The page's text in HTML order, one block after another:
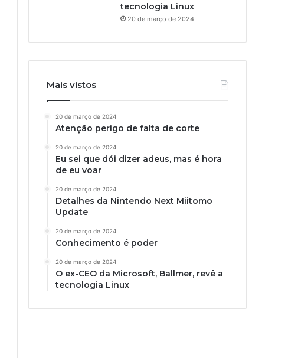
tecnologia Linux
20 de março de 2024
Mais vistos
20 de março de 2024
Atenção perigo de falta de corte
20 de março de 2024
Eu sei que dói dizer adeus, mas é hora
de eu voar
20 de março de 2024
Detalhes da Nintendo Next Miitomo
Update
20 de março de 2024
Conhecimento é poder
20 de março de 2024
O ex-CEO da Microsoft, Ballmer, revê a
tecnologia Linux